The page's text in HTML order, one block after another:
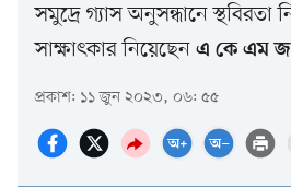
সমুদ্রে গ্যাস অনুসন্ধানে স্থবিরতা
সাক্ষাৎকার নিয়েছেন এ কে এম
প্রকাশ: ১১ জুন ২০২৩, ০৬: ৫৫